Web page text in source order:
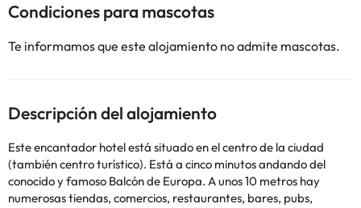
Condiciones para mascotas
Te informamos que este alojamiento no admite mascotas.
Descripción del alojamiento
Este encantador hotel está situado en el centro de la ciudad
(también centro turístico). Está a cinco minutos andando del
conocido y famoso Balcón de Europa. A unos 10 metros hay
numerosas tiendas, comercios, restaurantes, bares, pubs,